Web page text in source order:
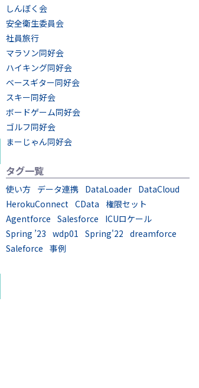
しんぼく会
安全衛生委員会
社員旅行
マラソン同好会
ハイキング同好会
ベースギター同好会
スキー同好会
ボードゲーム同好会
ゴルフ同好会
まーじゃん同好会
タグ一覧
使い方 データ連携 DataLoader DataCloud
HerokuConnect CData 権限セット
Agentforce Salesforce
ICUロケール
Spring ’23 wdp01 Spring'22 dreamforce
Saleforce 事例